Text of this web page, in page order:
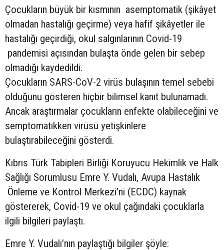
Çocukların büyük bir kısmının asemptomatik (şikâyet
olmadan hastalığı geçirme) veya hafif şikâyetler ile
hastalığı geçirdiği, okul salgınlarının Covid-19
pandemisi açısından bulaşta önde gelen bir sebep
olmadığı kaydedildi.
Çocukların SARS-CoV-2 virüs bulaşının temel sebebi
olduğunu gösteren hiçbir bilimsel kanıt bulunamadı.
Ancak araştırmalar çocukların enfekte olabileceğini ve
semptomatikken virüsü yetişkinlere
bulaştırabileceğini gösterdi.
Kıbrıs Türk Tabipleri Birliği Koruyucu Hekimlik ve Halk
Sağlığı Sorumlusu Emre Y. Vudalı, Avupa Hastalık
Önleme ve Kontrol Merkezi’ni (ECDC) kaynak
göstererek, Covid-19 ve okul çağındaki çocuklarla
ilgili bilgileri paylaştı.
Emre Y. Vudalı’nın paylaştığı bilgiler şöyle: